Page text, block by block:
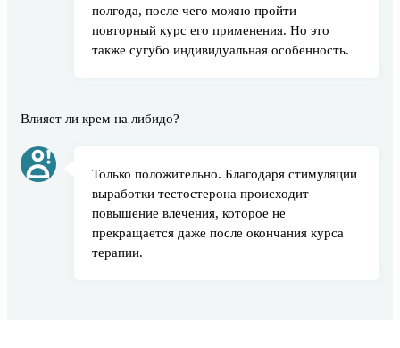
полгода, после чего можно пройти
повторный курс его применения. Но это
также сугубо индивидуальная особенность.
Влияет ли крем на либидо?
Только положительно. Благодаря стимуляции
выработки тестостерона происходит
повышение влечения, которое не
прекращается даже после окончания курса
терапии.